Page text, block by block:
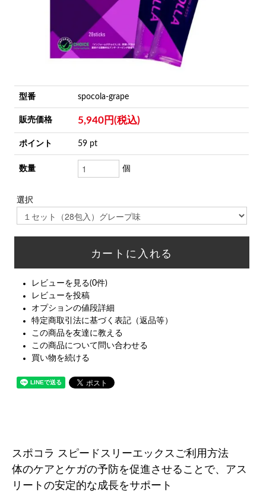
型番 spocola-grape
販売価格 5,940円(税込)
ポイント 59 pt
数量 個
選択
レビューを見る(0件)
レビューを投稿
オプションの値段詳細
特定商取引法に基づく表記（返品等）
この商品を友達に教える
この商品について問い合わせる
買い物を続ける
スポコラ スピードスリーエックスご利用方法
体のケアとケガの予防を促進させることで、アス
リートの安定的な成長をサポート